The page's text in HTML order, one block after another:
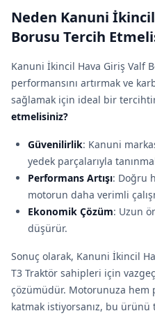
Neden Kanuni
Borusu Tercih
Kanuni İkincil Hava Giriş Valf
performansını artırmak ve
sağlamak için ideal bir
etmelisiniz?
Güvenilirlik: Kanuni
yedek parçalarıyla
Performans Artışı: Doğru
motorun daha verimli
Ekonomik Çözüm: Uzun
düşürür.
Sonuç olarak, Kanuni İkincil
T3 Traktör sahipleri için
çözümüdür. Motorunuza hem
katmak istiyorsanız, bu